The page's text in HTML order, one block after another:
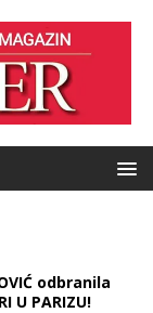
odbranila
U PARIZU!